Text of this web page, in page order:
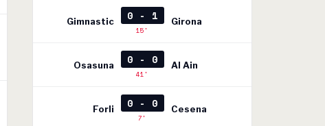
Gimnastic 0 - 1
15'
Girona
Osasuna 0 - 0
41'
Al Ain
Forli 0 - 0
7'
Cesena